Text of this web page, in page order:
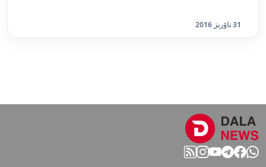
31 ناۋرىز 2016